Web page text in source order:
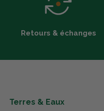
Retours & échanges
Terres & Eaux